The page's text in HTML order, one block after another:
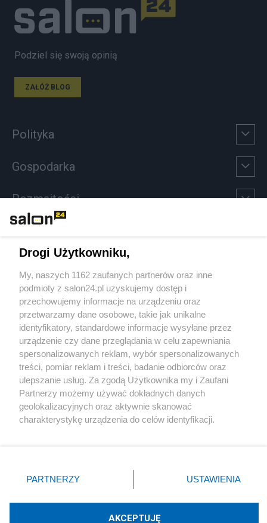
Podziel się swoją opinią
ZAŁÓŻ BLOG
Polityka
Gospodarka
Rozmaitości
Sport
Społeczeństwo
Kultura
X Facebook Instagram Youtube
Drogi Użytkowniku,
My, naszych 1162 zaufanych partnerów oraz inne
podmioty z salon24.pl uzyskujemy dostęp i
przechowujemy informacje na urządzeniu oraz
przetwarzamy dane osobowe, takie jak unikalne
identyfikatory, standardowe informacje wysyłane przez
urządzenie czy dane przeglądania w celu zapewniania
spersonalizowanych reklam, wybór spersonalizowanych
treści, pomiar reklam i treści, badanie odbiorców oraz
ulepszanie usług. Za zgodą Użytkownika my i Zaufani
Partnerzy możemy używać dokładnych danych
geolokalizacyjnych oraz aktywnie skanować
charakterystykę urządzenia do celów identyfikacji.
zmienić/wycofać klikając przycisk ustawień prywatności
znajdujący się w lewym dolnym rogu strony
rodzaje przetwarzania danych nie wymagają zgody
użytkownika, ale masz prawo sprzeciwić się takiemu
PARTNERZY USTAWIENIA
AKCEPTUJĘ